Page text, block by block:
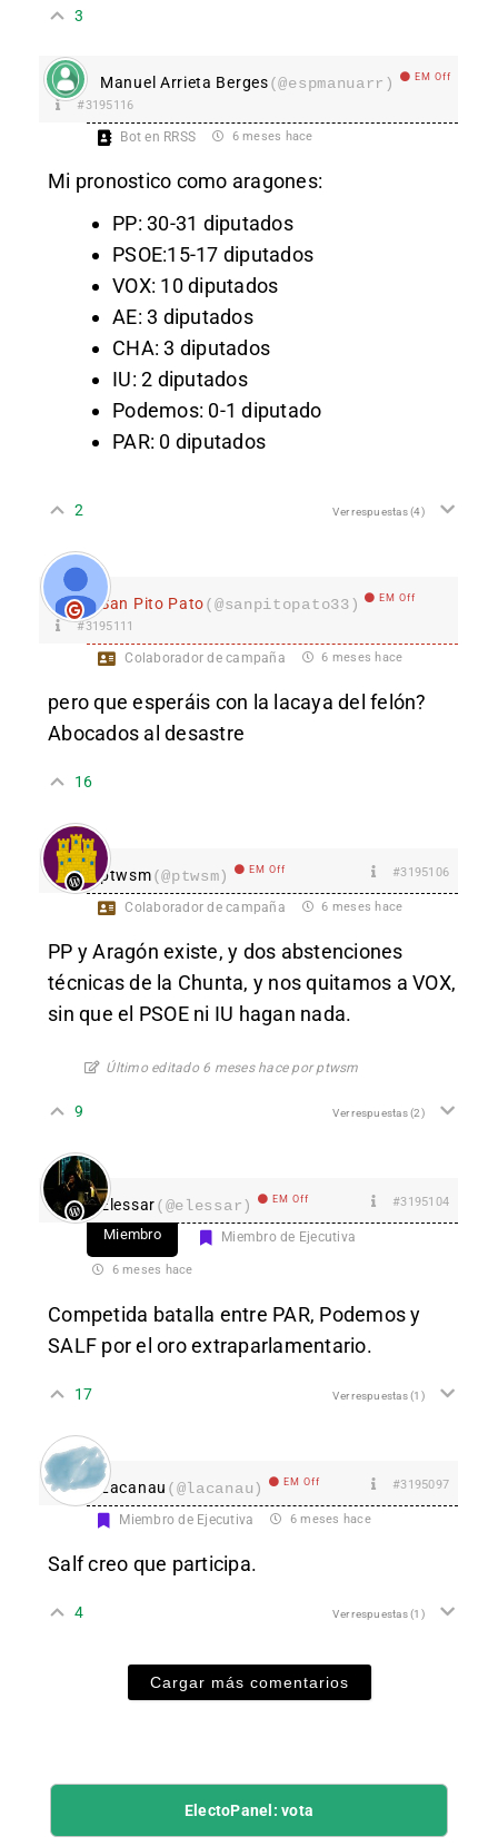
3
Manuel Arrieta Berges(@espmanuarr) EM Off
#3195116
Bot en RRSS 6 meses hace
Mi pronostico como aragones:
PP: 30-31 diputados
PSOE:15-17 diputados
VOX: 10 diputados
AE: 3 diputados
CHA: 3 diputados
IU: 2 diputados
Podemos: 0-1 diputado
PAR: 0 diputados
2 Ver respuestas(4)
San Pito Pato(@sanpitopato33) EM Off
#3195111
Colaborador de campaña 6 meses hace
pero que esperáis con la lacaya del felón?
Abocados al desastre
16
ptwsm(@ptwsm) EM Off #3195106
Colaborador de campaña 6 meses hace
PP y Aragón existe, y dos abstenciones
técnicas de la Chunta, y nos quitamos a VOX,
sin que el PSOE ni IU hagan nada.
Último editado 6 meses hace por ptwsm
9 Ver respuestas(2)
Elessar(@elessar) EM Off #3195104
Miembro Miembro de Ejecutiva
6 meses hace
Competida batalla entre PAR, Podemos y
SALF por el oro extraparlamentario.
17 Ver respuestas(1)
Lacanau (@lacanau) EM Off #3195097
Miembro de Ejecutiva 6 meses hace
Salf creo que participa.
4 Ver respuestas(1)
Cargar más comentarios
ElectoPanel: vota